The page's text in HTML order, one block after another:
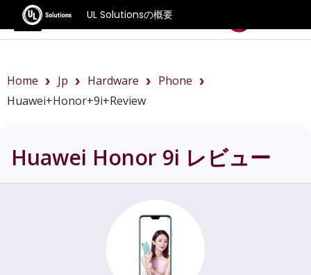
UL Solutionsの概要
ベンチマーク
Home Jp Hardware
Phone
Huawei+Honor+9i+review
Huawei Honor 9i レビュー